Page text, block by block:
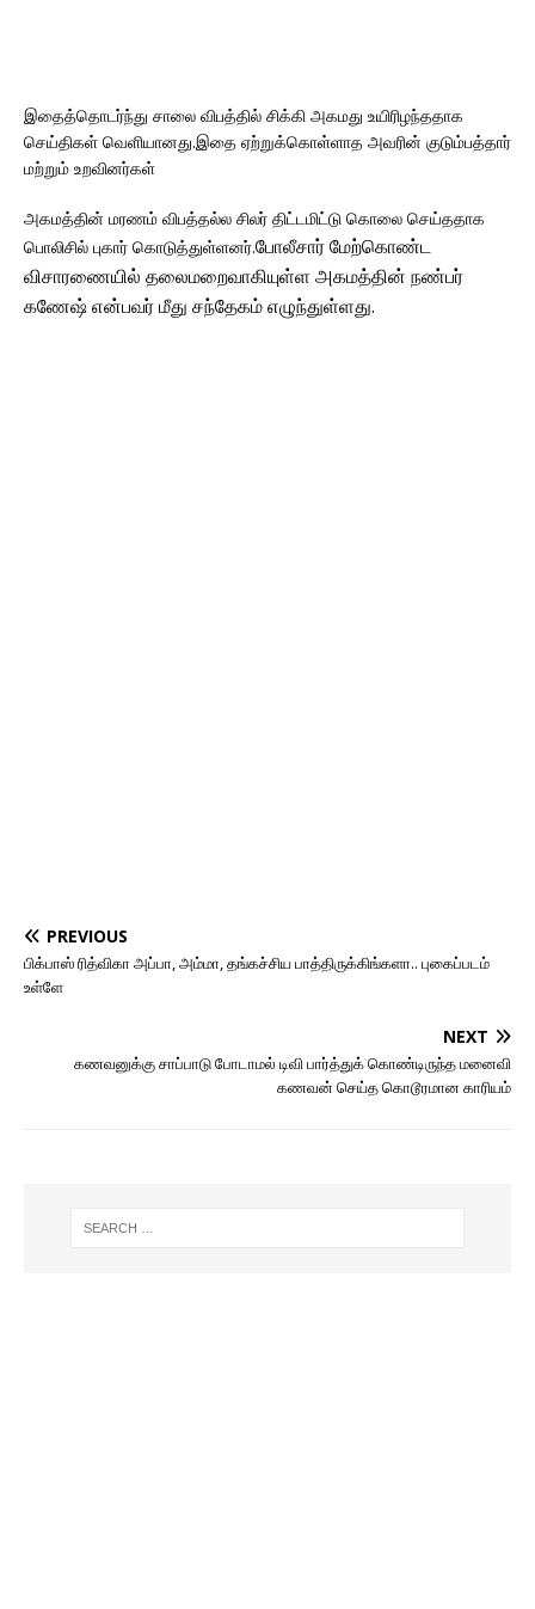
இதைத்தொடர்ந்து சாலை விபத்தில் சிக்கி அகமது உயிரிழந்ததாக
செய்திகள் வெளியானது.இதை ஏற்றுக்கொள்ளாத அவரின் குடும்பத்தார்
மற்றும் உறவினர்கள்
அகமத்தின் மரணம் விபத்தல்ல சிலர் திட்டமிட்டு கொலை செய்ததாக
பொலிசில் புகார் கொடுத்துள்ளனர்.போலீசார் மேற்கொண்ட
விசாரணையில் தலைமறைவாகியுள்ள அகமத்தின் நண்பர்
கணேஷ் என்பவர் மீது சந்தேகம் எழுந்துள்ளது.
PREVIOUS
பிக்பாஸ் ரித்விகா அப்பா, அம்மா, தங்கச்சிய பாத்திருக்கிங்களா.. புகைப்படம்
உள்ளே
NEXT
கணவனுக்கு சாப்பாடு போடாமல் டிவி பார்த்துக் கொண்டிருந்த மனைவி
கணவன் செய்த கொடூரமான காரியம்